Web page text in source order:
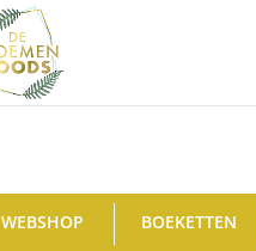
WEBSHOP BOEKETTEN